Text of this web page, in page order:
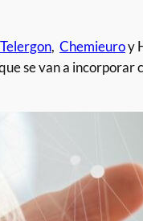
Telergon, Chemieuroy
se van a incorporar